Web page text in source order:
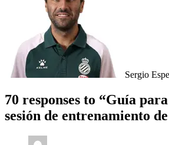
Sergio
70 responses to “Guía
sesión de entrenamiento